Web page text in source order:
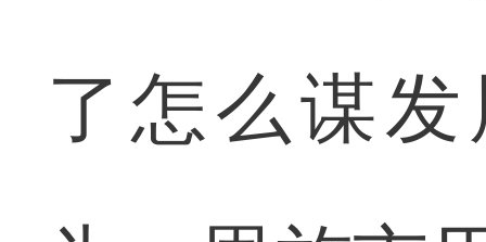
了怎么谋